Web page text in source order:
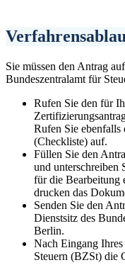
Sie müssen den Antrag
Bundeszentralamt für
Rufen Sie den für
Rufen Sie
(Checkliste) auf.
Füllen Sie den
und unterschreiben
für die Bearbeitung
drucken das
Senden Sie den
Dienstsitz des
Berlin.
Nach Eingang
Steuern (BZSt) die